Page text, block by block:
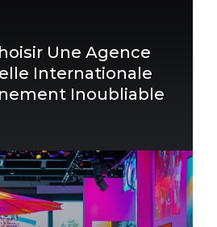
Une Agence
Internationale
Inoubliable